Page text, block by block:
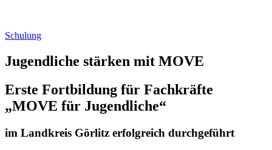
Schulung
Jugendliche stärken mit MOVE
Erste Fortbildung für Fachkräfte
„MOVE für Jugendliche“
im Landkreis Görlitz erfolgreich durchgeführt